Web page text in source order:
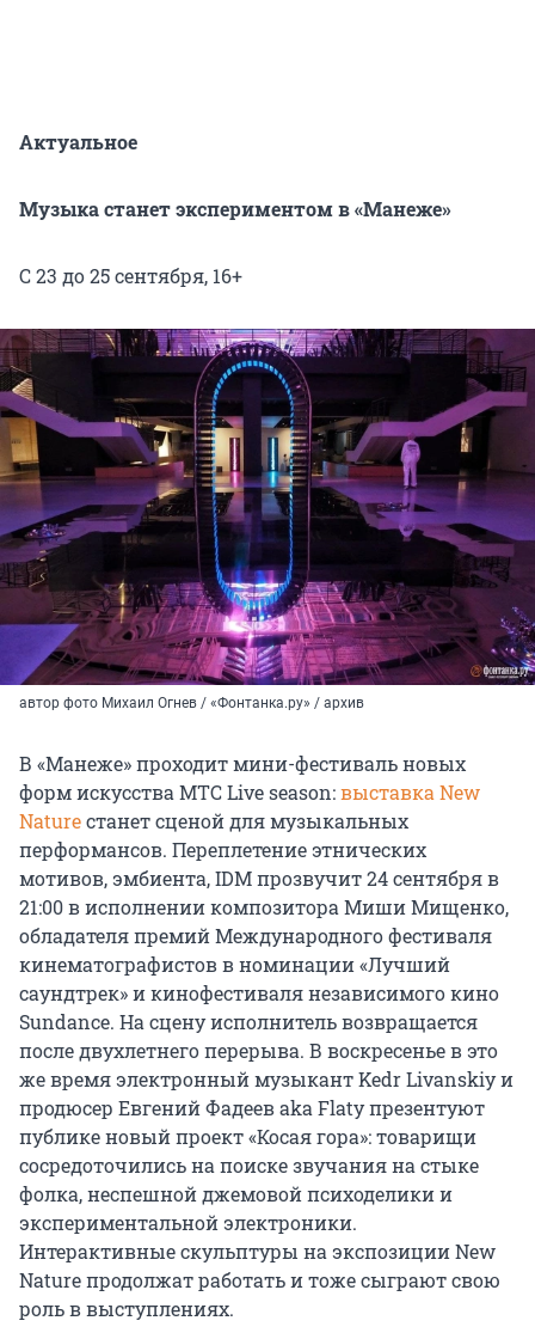
Актуальное
Музыка станет экспериментом в «Манеже»
С 23 до 25 сентября, 16+
автор фото Михаил Огнев / «Фонтанка.ру» / архив
В «Манеже» проходит мини-фестиваль новых
форм искусства MTC Live season:выставка New
Natureстанет сценой для музыкальных
перформансов. Переплетение этнических
мотивов, эмбиента, IDM прозвучит 24 сентября в
21:00 в исполнении композитора Миши Мищенко,
обладателя премий Международного фестиваля
кинематографистов в номинации «Лучший
саундтрек» и кинофестиваля независимого кино
Sundance. На сцену исполнитель возвращается
после двухлетнего перерыва. В воскресенье в это
же время электронный музыкант Kedr Livanskiy и
продюсер Евгений Фадеев aka Flaty презентуют
публике новый проект «Косая гора»: товарищи
сосредоточились на поиске звучания на стыке
фолка, неспешной джемовой психоделики и
экспериментальной электроники.
Интерактивные скульптуры на экспозиции New
Nature продолжат работать и тоже сыграют свою
роль в выступлениях.